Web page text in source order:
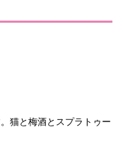
猫と梅酒とスプラトゥー